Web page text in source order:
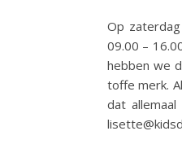
Op
09.00 –
hebben we
toffe merk.
dat